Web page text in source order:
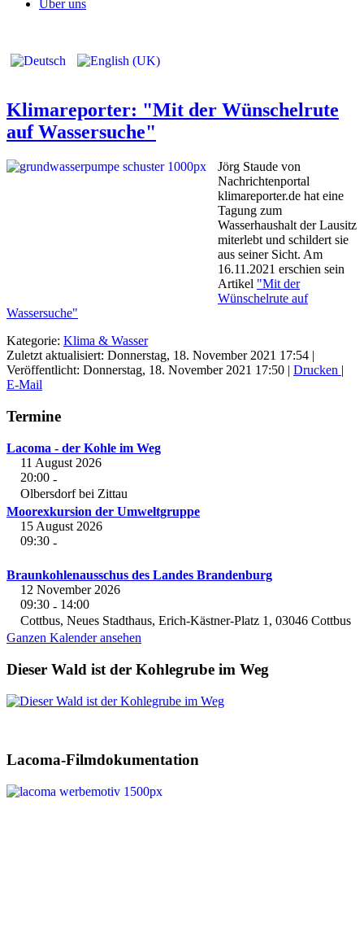
Über uns
Klimareporter: "Mit der Wünschelrute
auf Wassersuche"
Jörg Staude von
Nachrichtenportal
klimareporter.de hat eine
Tagung zum
Wasserhaushalt der Lausitz
miterlebt und schildert sie
aus seiner Sicht. Am
16.11.2021 erschien sein
Artikel "Mit der
Wünschelrute auf
Wassersuche"
Kategorie: Klima & Wasser
Zuletzt aktualisiert: Donnerstag, 18. November 2021 17:54 |
Veröffentlicht: Donnerstag, 18. November 2021 17:50 | Drucken |
E-Mail
Termine
Lacoma - der Kohle im Weg
11 August 2026
20:00 -
Olbersdorf bei Zittau
Moorexkursion der Umweltgruppe
15 August 2026
09:30 -
Braunkohlenausschus des Landes Brandenburg
12 November 2026
09:30 - 14:00
Cottbus, Neues Stadthaus, Erich-Kästner-Platz 1, 03046 Cottbus
Ganzen Kalender ansehen
Dieser Wald ist der Kohlegrube im Weg
Lacoma-Filmdokumentation